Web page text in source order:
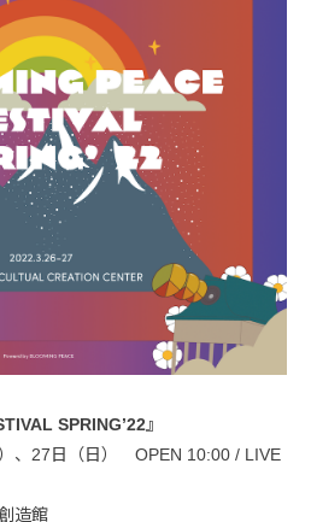
SPRING’22』
、27日（日） OPEN 10:00 / LIVE
造館